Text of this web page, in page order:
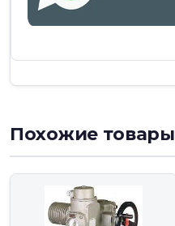
Похожие товары